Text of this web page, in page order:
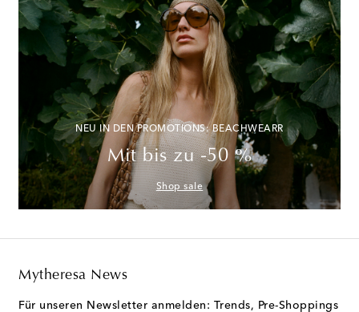
NEU IN DEN PROMOTIONS: BEACHWEARR
Mit bis zu -50 %
Shop sale
Mytheresa News
Für unseren Newsletter anmelden: Trends, Pre-Shoppings